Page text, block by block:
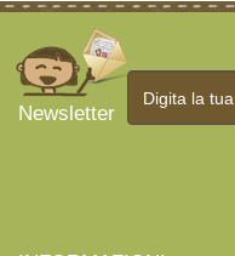
Newsletter